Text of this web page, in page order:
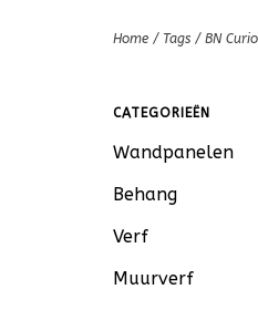
Home / Tags / BN
CATEGORIEËN
Wandpanelen
Behang
Verf
Muurverf